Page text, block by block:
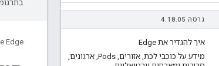
גרסה 4 .18.05
איך להגדיר את Edge
מידע על כוכבי לכת, אזורים,
, ארגונים,
Edge